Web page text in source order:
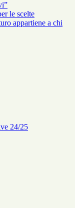
le scelte
appartiene a chi
24/25